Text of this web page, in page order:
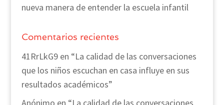
nueva manera de entender la escuela infantil
Comentarios recientes
41RrLkG9en “La calidad de las conversaciones
que los niños escuchan en casa influye en sus
resultados académicos”